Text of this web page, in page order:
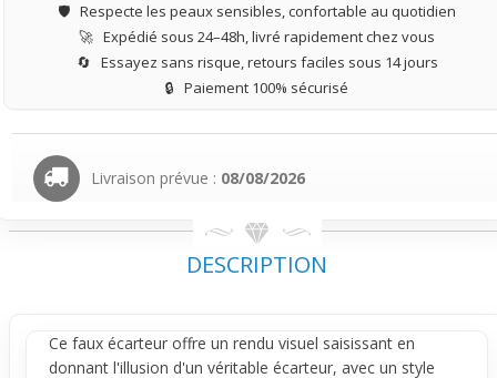
🛡️ Respecte les peaux sensibles, confortable au quotidien
🚀 Expédié sous 24–48h, livré rapidement chez vous
🔄 Essayez sans risque, retours faciles sous 14 jours
🔒 Paiement 100% sécurisé
Livraison prévue : 08/08/2026
DESCRIPTION
Ce faux écarteur offre un rendu visuel saisissant en
donnant l'illusion d'un véritable écarteur, avec un style